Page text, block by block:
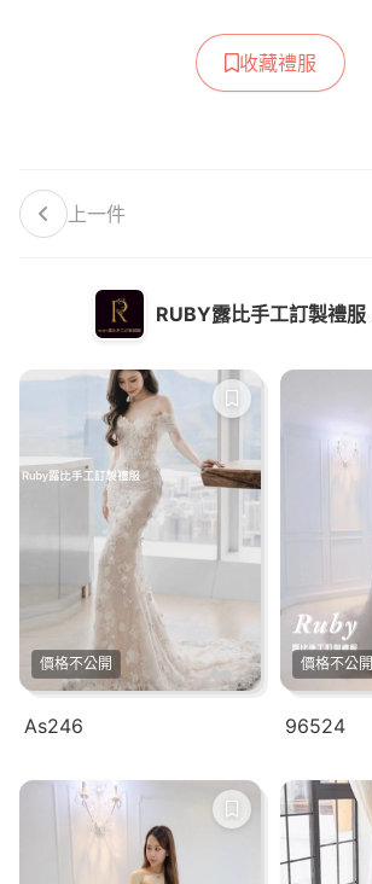
收藏禮服
上一件
RUBY露比手工訂製禮服
價格不公開
As246
價格不公開
96524